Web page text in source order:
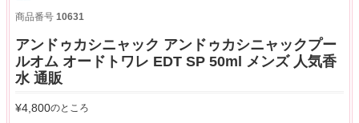
商品番号 10631
アンドゥカシニャック アンドゥカシニャックプー
ルオム オードトワレ EDT SP 50ml メンズ 人気香
水 通販
¥4,800のところ